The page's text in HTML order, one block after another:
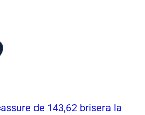
de 143,62 brisera la